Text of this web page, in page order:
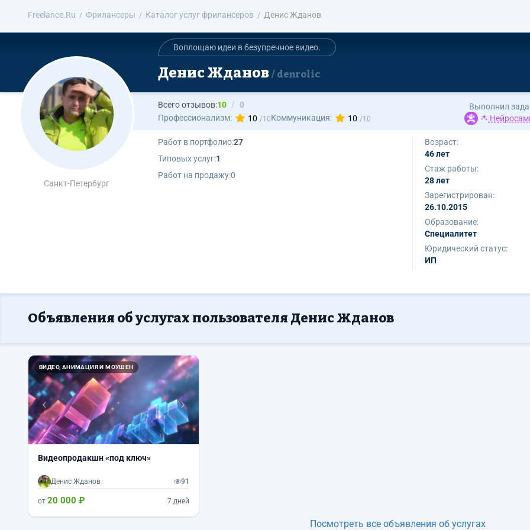
Freelance.Ru Фрилансеры Каталог услуг фрилансеров Денис Жданов
Санкт-Петербург
Воплощаю идеи в безупречное видео.
Денис Жданов denrolic
Всего отзывов:10
0
Профессионализм:
10 Коммуникация: 10
Выполнил
Работ в портфолио:27
Типовых услуг:1
Работ на продажу:0
Возраст:
46 лет
Стаж работы:
28 лет
Зарегистрирован:
26.10.2015
Образование:
Cпециалитет
Юридический статус:
ИП
Объявления об услугах пользователя Денис Жданов
ВИДЕО, АНИМАЦИЯ И МОУШЕН
Назад Вперед
Видеопродакшн «под ключ»
Денис Жданов 91
от 20 000 ₽ 7 дней
Посмотреть все объявления об услугах